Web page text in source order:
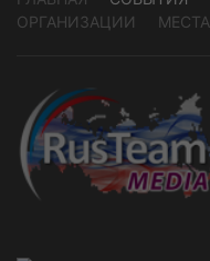
ОРГАНИЗАЦИИ
МЕСТА